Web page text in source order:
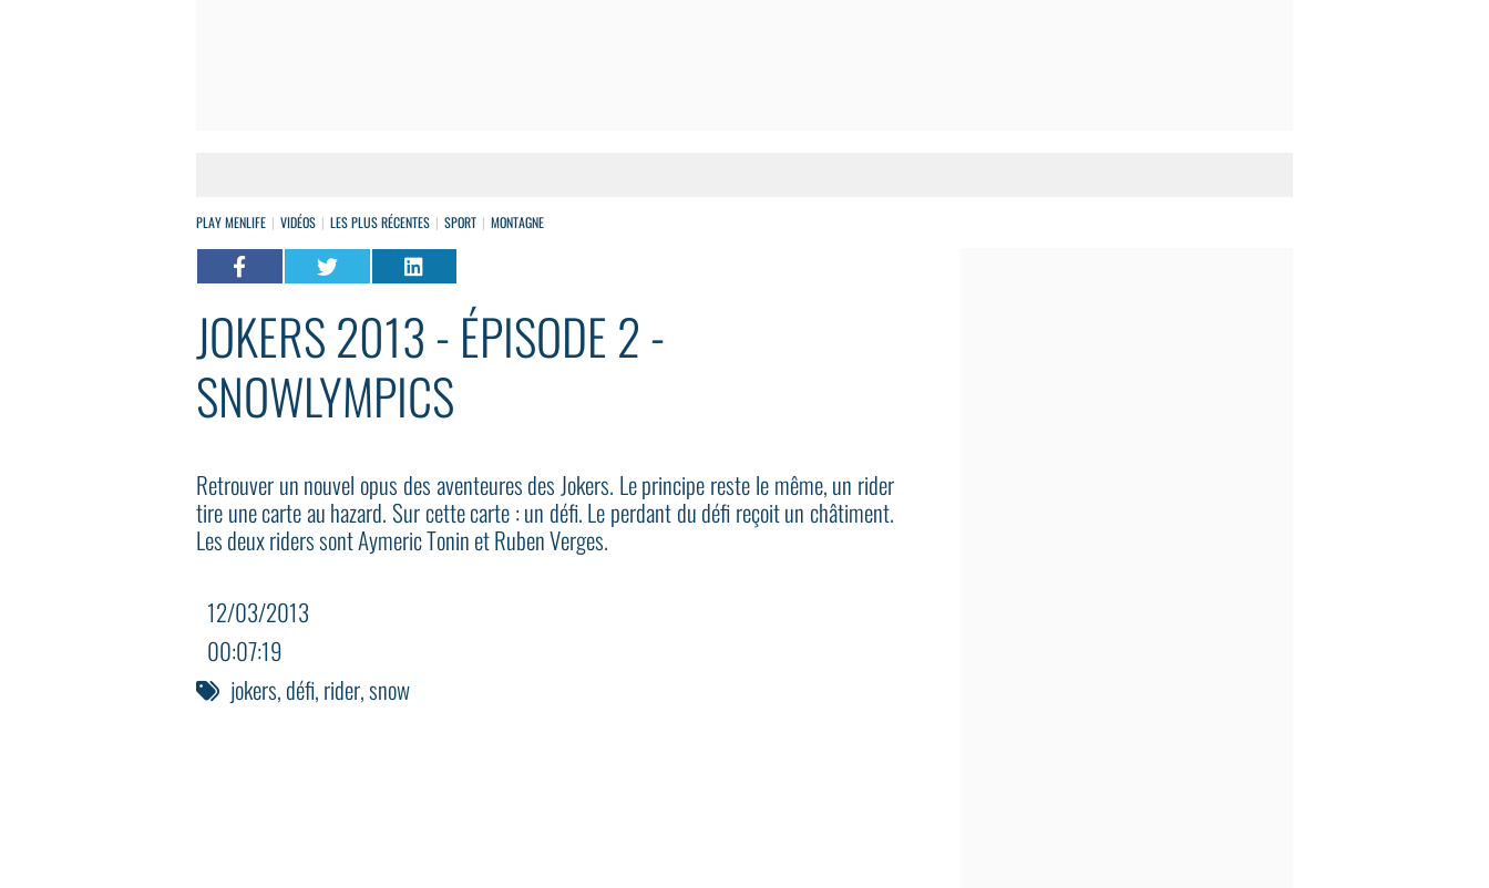
PLAY MENLIFE VIDÉOS LES PLUS RÉCENTES SPORT MONTAGNE
JOKERS 2013 - ÉPISODE 2 -
SNOWLYMPICS
Retrouver un nouvel opus des aventeures des Jokers. Le principe reste le même, un rider
tire une carte au hazard. Sur cette carte : un défi. Le perdant du défi reçoit un châtiment.
Les deux riders sont Aymeric Tonin et Ruben Verges.
12/03/2013
00:07:19
jokers,défi,rider,snow